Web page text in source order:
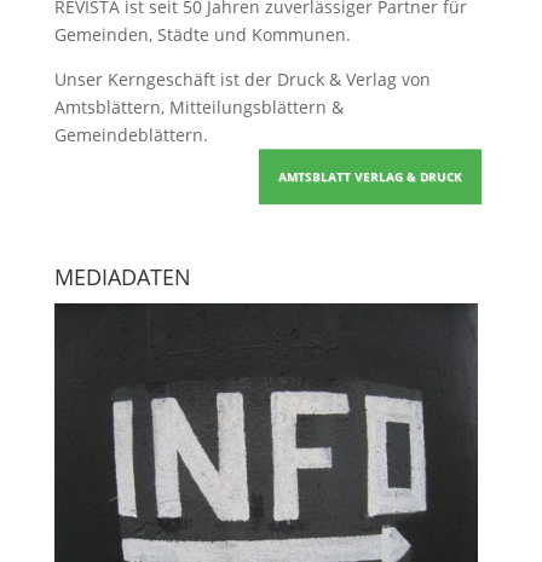
REVISTA ist seit 50 Jahren zuverlässiger Partner für
Gemeinden, Städte und Kommunen.
Unser Kerngeschäft ist der Druck & Verlag von
Amtsblättern, Mitteilungsblättern &
Gemeindeblättern.
AMTSBLATT VERLAG & DRUCK
MEDIADATEN